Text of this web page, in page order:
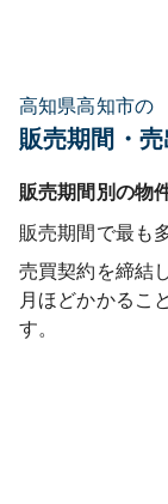
高知県高知市の
販売期間・
販売期間別の物
販売期間で最も
売買契約を締結
月ほどかかるこ
す。